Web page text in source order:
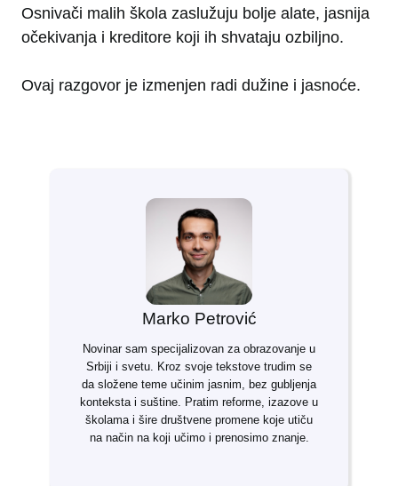
Osnivači malih škola zaslužuju bolje alate, jasnija
očekivanja i kreditore koji ih shvataju ozbiljno.
Ovaj razgovor je izmenjen radi dužine i jasnoće.
Marko Petrović
Novinar sam specijalizovan za obrazovanje u
Srbiji i svetu. Kroz svoje tekstove trudim se
da složene teme učinim jasnim, bez gubljenja
konteksta i suštine. Pratim reforme, izazove u
školama i šire društvene promene koje utiču
na način na koji učimo i prenosimo znanje.